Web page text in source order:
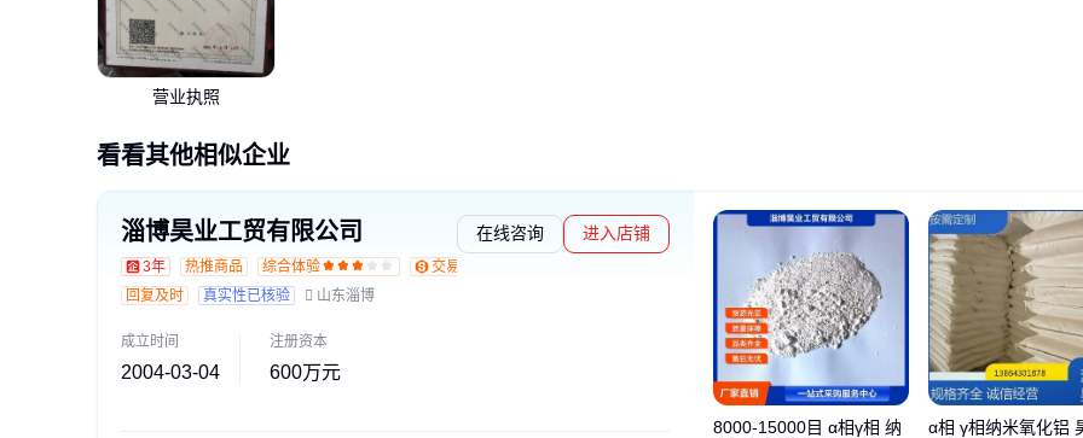
营业执照
看看其他相似企业
淄博昊业工贸有限公司
3年 热推商品 综合体验 交易勋章L1
在线咨询 进入店铺
回复及时 真实性已核验 山东淄博
成立时间
2004-03-04
注册资本
600万元
8000-15000目 α相γ相 纳
α相 γ相纳米氧化铝